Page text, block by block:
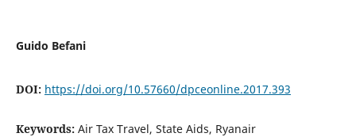
Guido Befani
DOI: https://doi.org/10.57660/dpceonline.2017.393
Keywords: Air Tax Travel, State Aids, Ryanair